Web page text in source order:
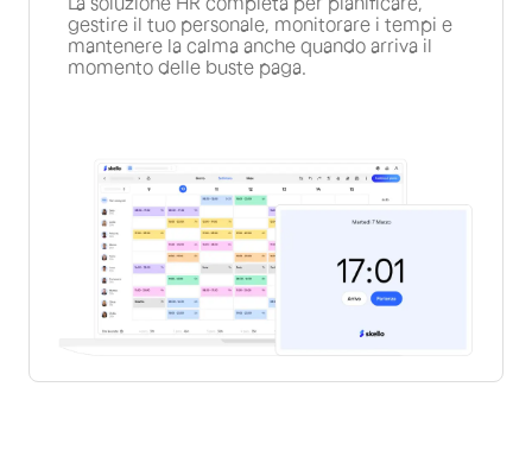
gestire il tuo personale, monitorare i tempi e
mantenere la calma anche quando arriva il
momento delle buste paga.